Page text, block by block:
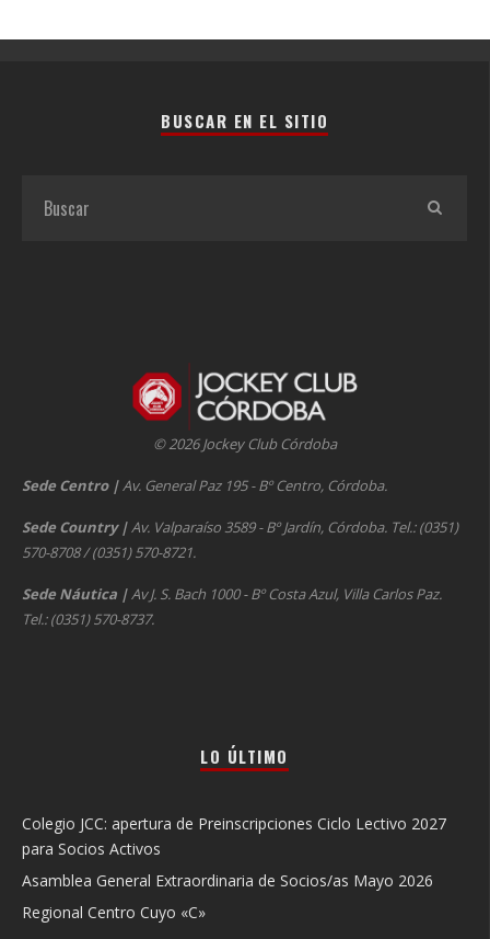
BUSCAR EN EL SITIO
© 2026 Jockey Club Córdoba
Sede Centro |Av. General Paz 195 - Bº Centro, Córdoba.
Sede Country |Av. Valparaíso 3589 - Bº Jardín, Córdoba. Tel.: (0351)
570-8708 / (0351) 570-8721.
Sede Náutica |Av J. S. Bach 1000 - Bº Costa Azul, Villa Carlos Paz.
Tel.: (0351) 570-8737.
LO ÚLTIMO
Colegio JCC: apertura de Preinscripciones Ciclo Lectivo 2027
para Socios Activos
Asamblea General Extraordinaria de Socios/as Mayo 2026
Regional Centro Cuyo «C»